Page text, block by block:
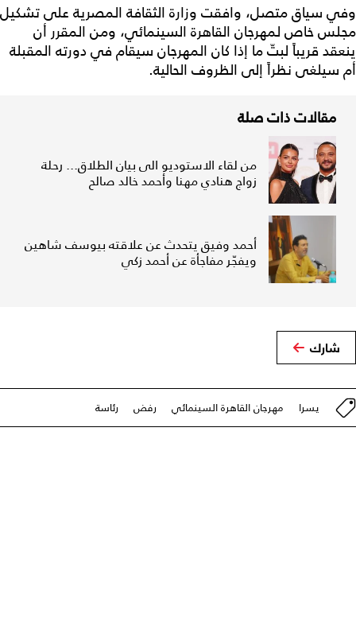
وفي سياق متصل، وافقت وزارة الثقافة المصرية على تشكيل
مجلس خاص لمهرجان القاهرة السينمائي، ومن المقرر أن
ينعقد قريباً لبتّ ما إذا كان المهرجان سيقام في دورته المقبلة
أم سيلغى نظراً إلى الظروف الحالية.
مقالات ذات صلة
من لقاء الاستوديو الى بيان الطلاق... رحلة
زواج هنادي مهنا وأحمد خالد صالح
أحمد وفيق يتحدث عن علاقته بيوسف شاهين
ويفجّر مفاجأة عن أحمد زكي
شارك
يسرا مهرجان القاهرة السينمائي رفض رئاسة